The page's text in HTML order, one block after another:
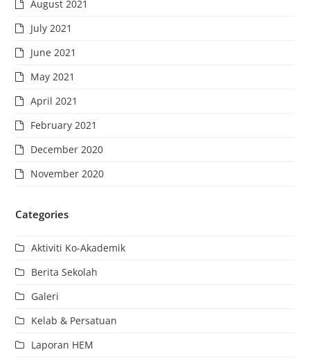
August 2021
July 2021
June 2021
May 2021
April 2021
February 2021
December 2020
November 2020
Categories
Aktiviti Ko-Akademik
Berita Sekolah
Galeri
Kelab & Persatuan
Laporan HEM